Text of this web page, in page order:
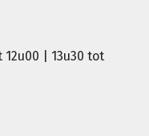
| 13u30 tot